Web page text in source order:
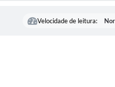
Velocidade de leitura: